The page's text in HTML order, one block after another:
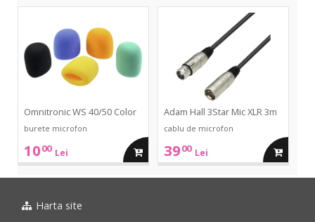
cos cos
Color
Omnitronic WS 40/50 Color
burete microfon
1000 Lei adauga
in
Adam Hall 3Star Mic XLR 3m
cablu de microfon
3900 Lei adauga
in
Harta site